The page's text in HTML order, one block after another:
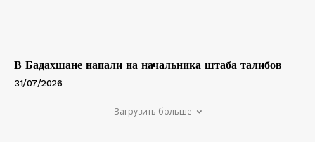
В Бадахшане напали на начальника штаба талибов
31/07/2026
Загрузить больше